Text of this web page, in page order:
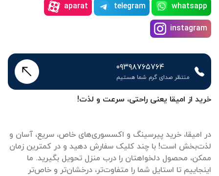
خرید از امیقا یعنی راحتی، سرعت و لذت!
در امیقا، خرید پیرسینگ و اکسسوری‌های خاص، سریع، آسان و
لذت‌بخش است! با چند کلیک سفارش دهید و در کمترین زمان
ممکن، محصول دلخواهتان را درب منزل تحویل بگیرید. ما
اینجاییم تا استایل شما را متفاوت‌تر، درخشان‌تر و خاص‌تر
whatsapp
telegram
aparat
instagram
۰۹۳۹۸۷۶۵۷۶۴
منتظر صدای گرم شما هستیم